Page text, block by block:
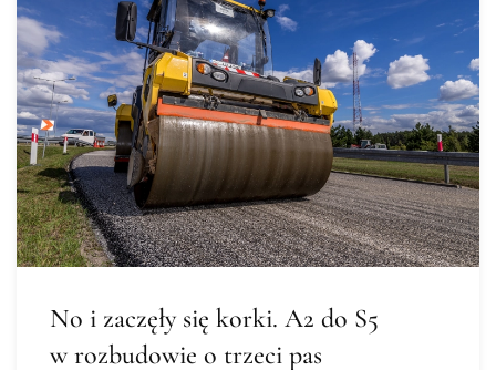
No i zaczęły się korki. A2 do S5
w rozbudowie o trzeci pas